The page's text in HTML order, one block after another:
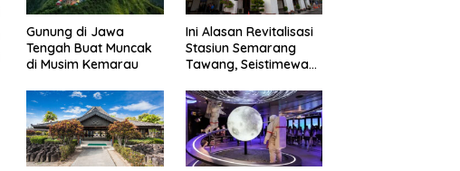
Gunung di Jawa
Tengah Buat Muncak
di Musim Kemarau
Ini Alasan Revitalisasi
Stasiun Semarang
Tawang, Seistimewa